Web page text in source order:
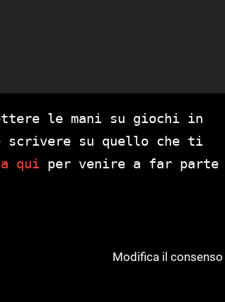
le mani su giochi in
scrivere su quello che ti
qui per venire a far parte
Modifica il consenso